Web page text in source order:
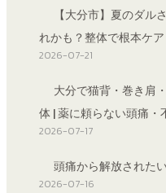
【大分市】夏のダ
れかも？整体で根本ケア
2026-07-21
大分で猫背・巻き肩
体 | 薬に頼らない頭痛・
2026-07-17
頭痛から解放された
2026-07-16